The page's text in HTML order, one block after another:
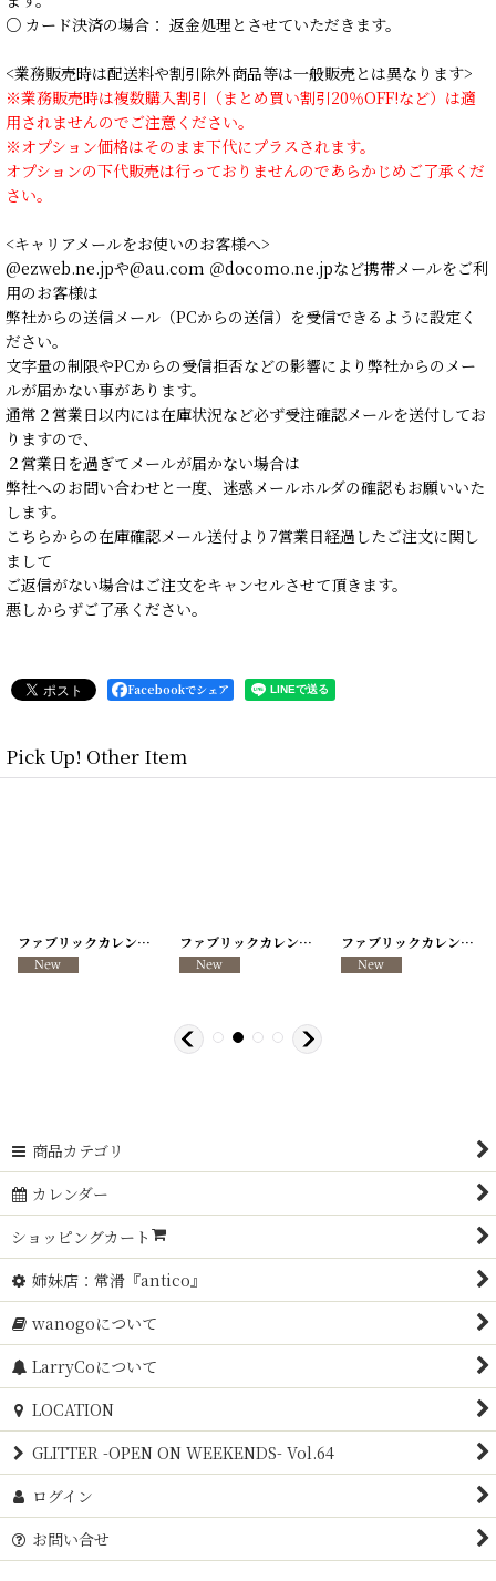
○ カード決済の場合： 返金処理とさせていただきます。
<業務販売時は配送料や割引除外商品等は一般販売とは異なります>
※業務販売時は複数購入割引（まとめ買い割引20％OFF!など）は適
用されませんのでご注意ください。
※オプション価格はそのまま下代にプラスされます。
オプションの下代販売は行っておりませんのであらかじめご了承くだ
さい。
<キャリアメールをお使いのお客様へ>
@ezweb.ne.jpや@au.com ＠docomo.ne.jpなど携帯メールをご利
用のお客様は
弊社からの送信メール（PCからの送信）を受信できるように設定く
ださい。
文字量の制限やPCからの受信拒否などの影響により弊社からのメー
ルが届かない事があります。
通常２営業日以内には在庫状況など必ず受注確認メールを送付してお
りますので、
２営業日を過ぎてメールが届かない場合は
弊社へのお問い合わせと一度、迷惑メールホルダの確認もお願いいた
します。
こちらからの在庫確認メール送付より7営業日経過したご注文に関し
まして
ご返信がない場合はご注文をキャンセルさせて頂きます。
悪しからずご了承ください。
Facebookでシェア
Pick Up! Other Item
[260317-13 [260317-12 [260317-11
ファブリックカレンダー ・キッチンクロス リメイクパンツ/VINTAGE REMAKE PANTS ファブリックカレンダー ・キッチンクロス リメイクパンツ/VINTAGE REMAKE PANTS ファブリックカレンダー ・キッチンクロス リメイクパンツ/VINTAGE REMAKE PANTS
商品カテゴリ
カレンダー
ショッピングカート
姉妹店：常滑『antico』
wanogoについて
LarryCoについて
LOCATION
GLITTER -OPEN ON WEEKENDS- Vol.64
ログイン
お問い合せ